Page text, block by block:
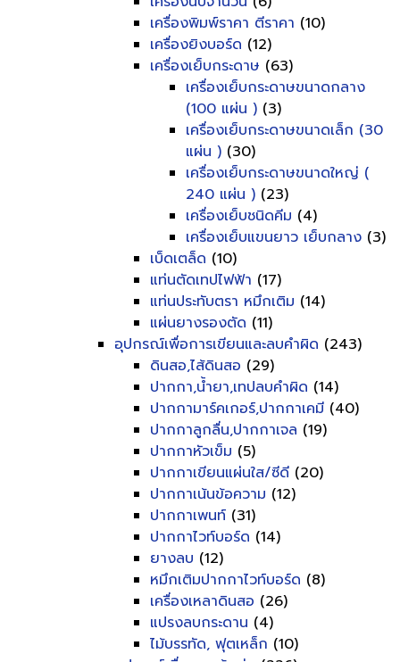
เครื่องพิมพ์ราคา ตีราคา (10)
เครื่องยิงบอร์ด (12)
เครื่องเย็บกระดาษ (63)
เครื่องเย็บกระดาษขนาดกลาง
(100 แผ่น ) (3)
เครื่องเย็บกระดาษขนาดเล็ก (30
แผ่น ) (30)
เครื่องเย็บกระดาษขนาดใหญ่ (
240 แผ่น ) (23)
เครื่องเย็บชนิดคีม (4)
เครื่องเย็บแขนยาว เย็บกลาง (3)
เบ็ดเตล็ด (10)
แท่นตัดเทปไฟฟ้า (17)
แท่นประทับตรา หมึกเติม (14)
แผ่นยางรองตัด (11)
อุปกรณ์เพื่อการเขียนและลบคำผิด (243)
ดินสอ,ไส้ดินสอ (29)
ปากกา,น้ำยา,เทปลบคำผิด (14)
ปากกามาร์คเกอร์,ปากกาเคมี (40)
ปากกาลูกลื่น,ปากกาเจล (19)
ปากกาหัวเข็ม (5)
ปากกาเขียนแผ่นใส/ซีดี (20)
ปากกาเน้นข้อความ (12)
ปากกาเพนท์ (31)
ปากกาไวท์บอร์ด (14)
ยางลบ (12)
หมึกเติมปากกาไวท์บอร์ด (8)
เครื่องเหลาดินสอ (26)
แปรงลบกระดาน (4)
ไม้บรรทัด, ฟุตเหล็ก (10)